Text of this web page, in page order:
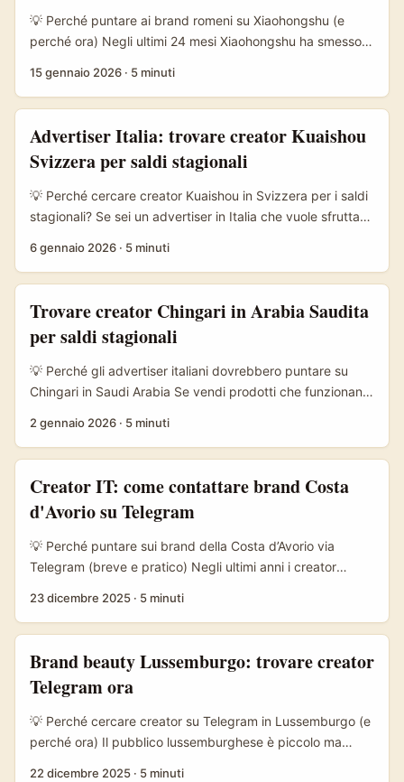
ma ha anche ecosistemi regionali molto attivi dove i
contenuti a basso budget possono esplodere grazie a
meccaniche di discovery diverse rispetto ad altre
piattaforme. ...
💡 Perché puntare ai brand romeni su Xiaohongshu (e
perché ora) Negli ultimi 24 mesi Xiaohongshu ha smesso
un incubatore di trend e un motore di acquisto continuo.
che vogliono testare estetiche di nicchia e raggiungere
consumatori cinesi attenti a storia, artigianato e identità
culturale. Suzi de Givenchy ce lo ricorda: l’autenticità
paga; i follower “sentono” quando un creator tradisce i
propri principi. ...
15 gennaio 2026 · 5 minuti
Advertiser Italia: trovare creator Kuaishou
Svizzera per saldi stagionali
💡 Perché cercare creator Kuaishou in Svizzera per i saldi
stagionali? Se sei un advertiser in Italia che vuole sfruttare
trovare creator localizzati in Svizzera su Kuaishou può
funzionano bene in formati brevi e live commerce. Negli
ultimi mesi il panorama dei social e della search è
cambiato — Google ora mostra overview AI e i creator
sono il filtro culturale principale per Gen Z e Millennial
(vedi TechBullion su nuovi parametri di visibilità). ...
6 gennaio 2026 · 5 minuti
Trovare creator Chingari in Arabia Saudita
per saldi stagionali
💡 Perché gli advertiser italiani dovrebbero puntare su
Chingari in Saudi Arabia Se vendi prodotti che funzionano
pensa profumi, abbigliamento premium o limited‑edition
eventi culturali come Ramadan ed Eid. Le tecnologie di
prediction e inventory management stanno già
ottimizzando disponibilità e lancio di collezioni (reference:
insight settore profumi e smart inventory nella Reference
Content), quindi entrare con creator locali su Chingari può
amplificare vendite al momento giusto. ...
2 gennaio 2026 · 5 minuti
Creator IT: come contattare brand Costa
d'Avorio su Telegram
💡 Perché puntare sui brand della Costa d’Avorio via
Telegram (breve e pratico) Negli ultimi anni i creator
community creative per lanciare drop, styling challenge e
micro-campagne che creano hype e vendite reali — non
solo vanity metrics. ...
23 dicembre 2025 · 5 minuti
Brand beauty Lussemburgo: trovare creator
Telegram ora
💡 Perché cercare creator su Telegram in Lussemburgo (e
perché ora) Il pubblico lussem­burghese è piccolo ma
22 dicembre 2025 · 5 minuti